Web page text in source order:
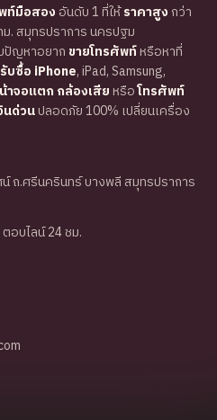
ท์มือสอง อันดับ 1 ที่ให้ราคาสูงกว่า
. สมุทรปราการ นครปฐม
ปัญหาอยาก ขายโทรศัพท์หรือหาที่
รับซื้อ iPhone, iPad, Samsung,
าจอแตก กล้องเสียหรือโทรศัพท์
นด่วนปลอดภัย 100% เปลี่ยนเครื่อง
ถ.ศรีนครินทร์ บางพลี สมุทรปราการ
อบไลน์ 24 ชม.